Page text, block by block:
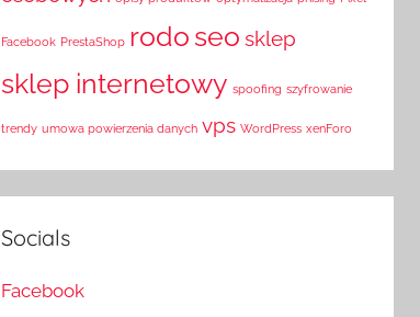
Facebook PrestaShop rodo seo sklep
sklep internetowy spoofing szyfrowanie
trendy umowa powierzenia danych vps WordPress xenForo
Socials
Facebook